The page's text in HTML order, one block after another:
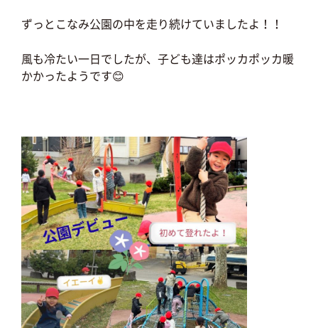
ずっとこなみ公園の中を走り続けていましたよ！！
風も冷たい一日でしたが、子ども達はポッカポッカ暖
かかったようです😊